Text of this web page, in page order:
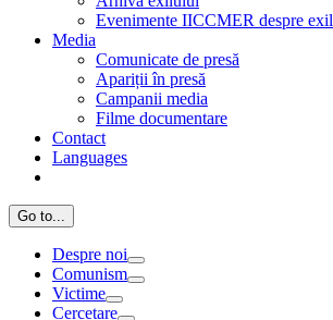
Evenimente IICCMER despre exil
Media
Comunicate de presă
Apariții în presă
Campanii media
Filme documentare
Contact
Languages
Go to...
Despre noi
Comunism
Victime
Cercetare